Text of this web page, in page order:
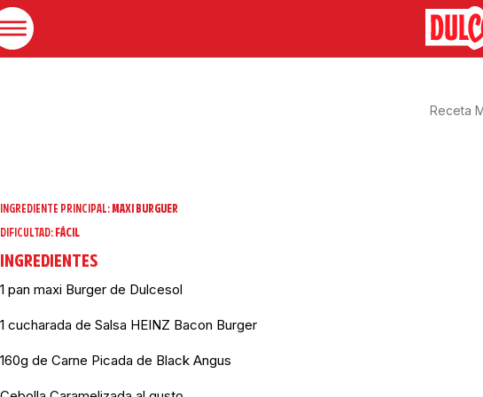
Receta
INGREDIENTE PRINCIPAL:MAXI BURGUER
DIFICULTAD:FÁCIL
INGREDIENTES
1 pan maxi Burger de Dulcesol
1 cucharada de Salsa HEINZ Bacon Burger
160g de Carne Picada de Black Angus